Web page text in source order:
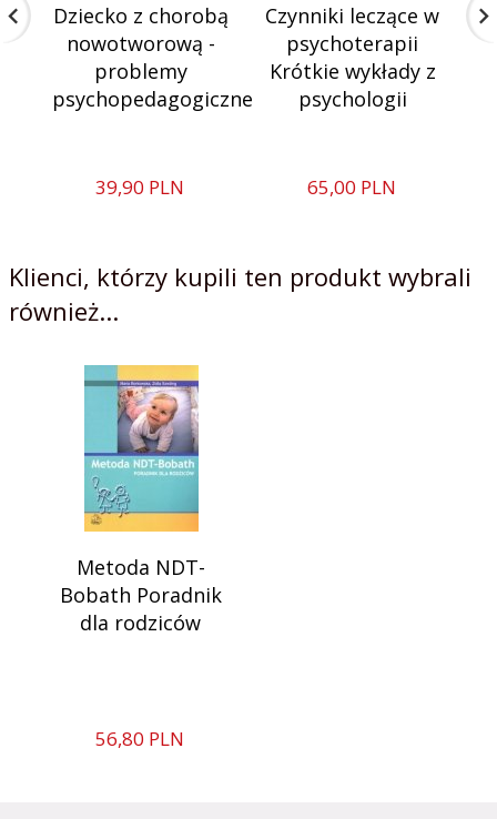
Dziecko z chorobą
nowotworową -
problemy
psychopedagogiczne
39,90 PLN
Czynniki leczące w
psychoterapii
Krótkie wykłady z
psychologii
65,00 PLN
Klienci, którzy kupili ten produkt wybrali
również...
Metoda NDT-
Bobath Poradnik
dla rodziców
56,80 PLN